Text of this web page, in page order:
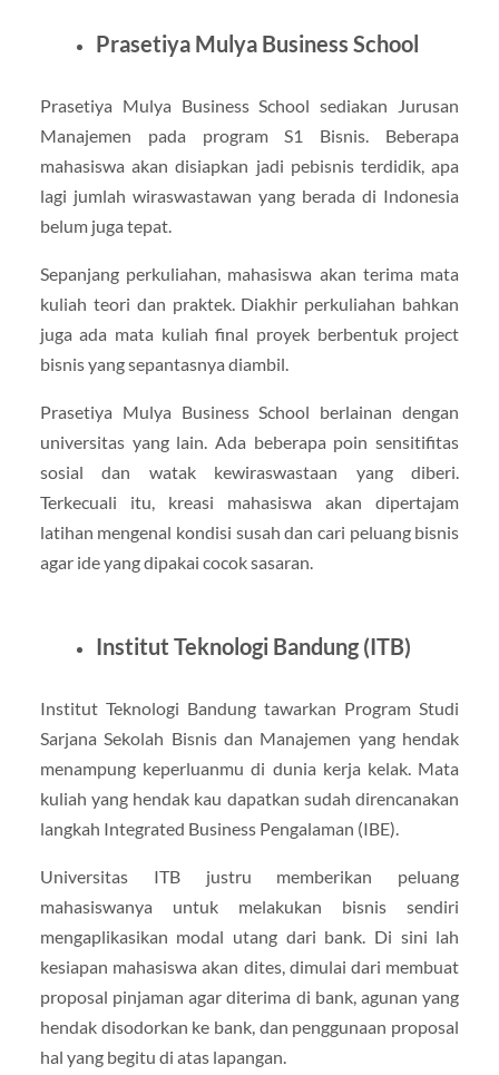
Prasetiya Mulya Business School
Prasetiya Mulya Business School sediakan Jurusan
Manajemen pada program S1 Bisnis. Beberapa
mahasiswa akan disiapkan jadi pebisnis terdidik, apa
lagi jumlah wiraswastawan yang berada di Indonesia
belum juga tepat.
Sepanjang perkuliahan, mahasiswa akan terima mata
kuliah teori dan praktek. Diakhir perkuliahan bahkan
juga ada mata kuliah final proyek berbentuk project
bisnis yang sepantasnya diambil.
Prasetiya Mulya Business School berlainan dengan
universitas yang lain. Ada beberapa poin sensitifitas
sosial dan watak kewiraswastaan yang diberi.
Terkecuali itu, kreasi mahasiswa akan dipertajam
latihan mengenal kondisi susah dan cari peluang bisnis
agar ide yang dipakai cocok sasaran.
Institut Teknologi Bandung (ITB)
Institut Teknologi Bandung tawarkan Program Studi
Sarjana Sekolah Bisnis dan Manajemen yang hendak
menampung keperluanmu di dunia kerja kelak. Mata
kuliah yang hendak kau dapatkan sudah direncanakan
langkah Integrated Business Pengalaman (IBE).
Universitas ITB justru memberikan peluang
mahasiswanya untuk melakukan bisnis sendiri
mengaplikasikan modal utang dari bank. Di sini lah
kesiapan mahasiswa akan dites, dimulai dari membuat
proposal pinjaman agar diterima di bank, agunan yang
hendak disodorkan ke bank, dan penggunaan proposal
hal yang begitu di atas lapangan.